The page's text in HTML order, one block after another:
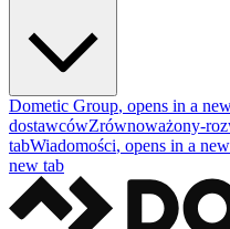
Dometic Group, opens in a
dostawcówZrównoważony-
tabWiadomości, opens in a
new tab